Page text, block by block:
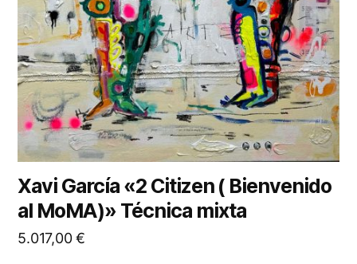
Xavi García «2 Citizen ( Bienvenido
al MoMA)» Técnica mixta
5.017,00€